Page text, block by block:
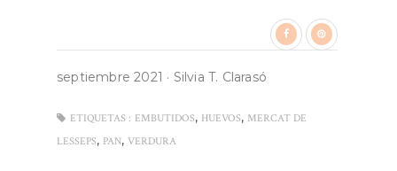
septiembre 2021 · Silvia T. Clarasó
ETIQUETAS : EMBUTIDOS, HUEVOS, MERCAT DE
LESSEPS, PAN, VERDURA